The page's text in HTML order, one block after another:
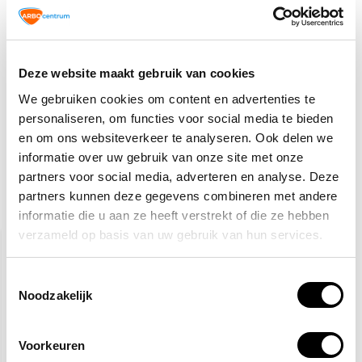
Deze website maakt gebruik van cookies
We gebruiken cookies om content en advertenties te
personaliseren, om functies voor social media te bieden
en om ons websiteverkeer te analyseren. Ook delen we
informatie over uw gebruik van onze site met onze
partners voor social media, adverteren en analyse. Deze
partners kunnen deze gegevens combineren met andere
informatie die u aan ze heeft verstrekt of die ze hebben
verzameld op basis van uw gebruik van hun services.
Noodzakelijk
Voorkeuren
VCA
Veiligheidspictogrammen
Normaal:
Totaalbedrag: 2,50
TIP!
Tijdelijk uitverkocht
Gerelateerde producten